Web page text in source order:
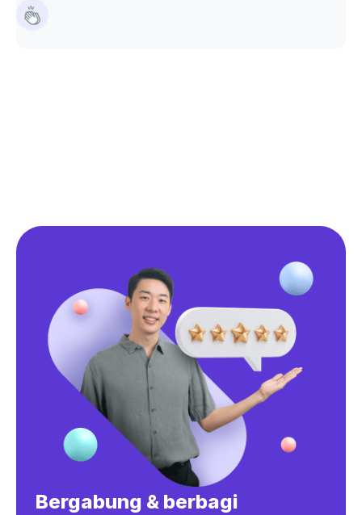
Bergabung & berbagi